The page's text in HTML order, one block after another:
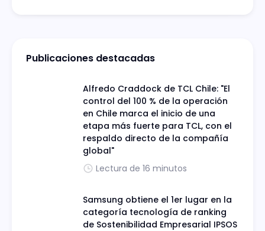
Publicaciones destacadas
Alfredo Craddock de TCL Chile: "El
control del 100 % de la operación
en Chile marca el inicio de una
etapa más fuerte para TCL, con el
respaldo directo de la compañía
global"
Lectura de 16 minutos
Samsung obtiene el 1er lugar en la
categoría tecnología de ranking
de Sostenibilidad Empresarial IPSOS